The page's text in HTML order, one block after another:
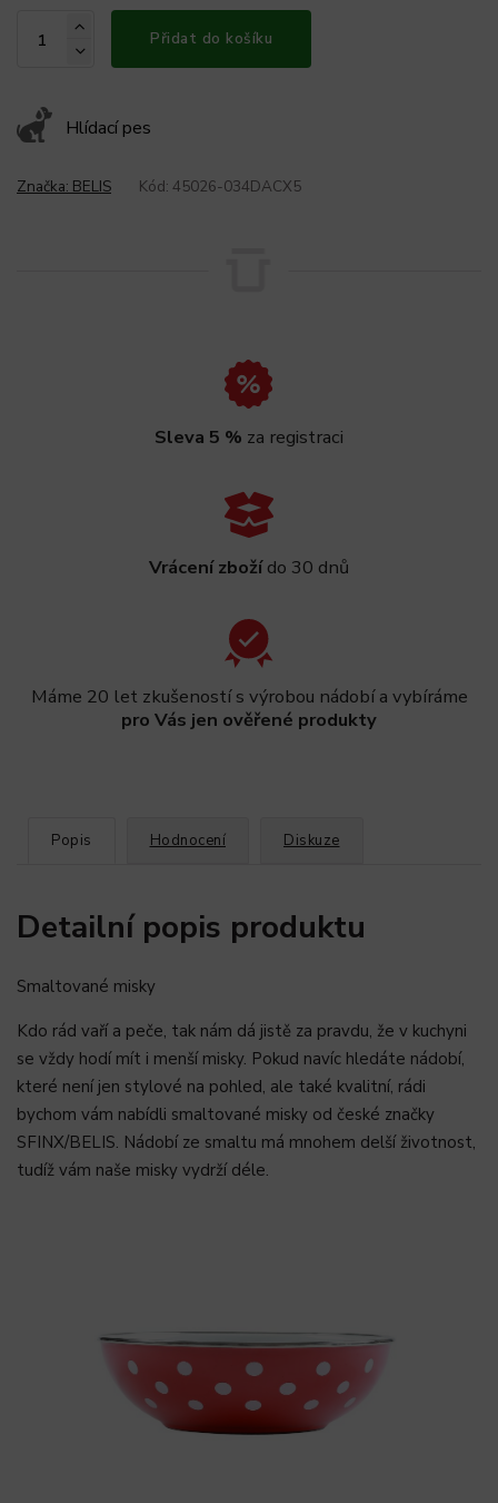
Přidat do košíku
Hlídací pes
Značka: BELIS Kód: 45026-034DACX5
Sleva 5 % za registraci
Vrácení zbožído 30 dnů
Máme 20 let zkušeností s výrobou nádobí a vybíráme
pro Vás jen ověřené produkty
Popis Hodnocení Diskuze
Detailní popis produktu
Smaltované misky
Kdo rád vaří a peče, tak nám dá jistě za pravdu, že v kuchyni
se vždy hodí mít i menší misky. Pokud navíc hledáte nádobí,
které není jen stylové na pohled, ale také kvalitní, rádi
bychom vám nabídli smaltované misky od české značky
SFINX/BELIS. Nádobí ze smaltu má mnohem delší životnost,
tudíž vám naše misky vydrží déle.